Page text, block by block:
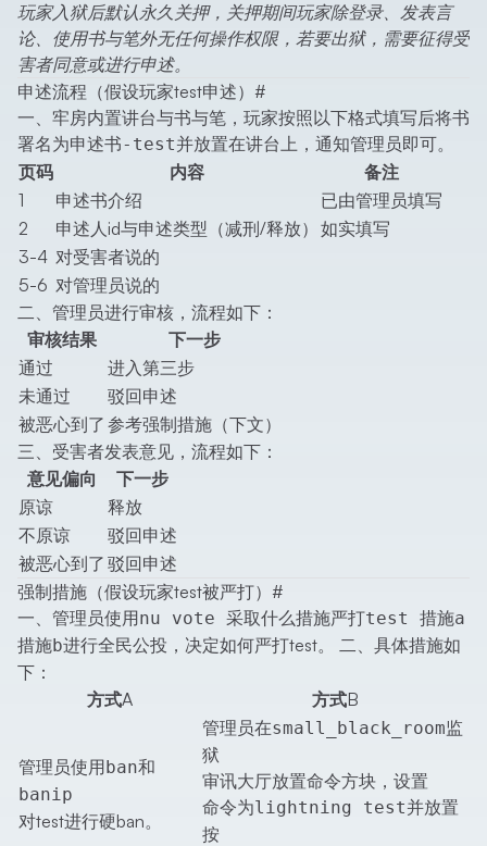
玩家入狱后默认永久关押，关押期间玩家除登录、发表言
论、使用书与笔外无任何操作权限，若要出狱，需要征得受
害者同意或进行申述。
申述流程（假设玩家test申述） #
一、牢房内置讲台与书与笔，玩家按照以下格式填写后将书
署名为申述书-test并放置在讲台上，通知管理员即可。
页码
内容
备注
1
申述书介绍
已由管理员填写
2
申述人id与申述类型（减刑/释放） 如实填写
3-4 对受害者说的
5-6 对管理员说的
二、管理员进行审核，流程如下：
审核结果
下一步
通过
进入第三步
未通过
驳回申述
被恶心到了 参考强制措施（下文）
三、受害者发表意见，流程如下：
意见偏向
下一步
原谅
释放
不原谅
驳回申述
被恶心到了 驳回申述
强制措施（假设玩家test被严打） #
一、管理员使用nu vote 采取什么措施严打test 措施a
措施b进行全民公投，决定如何严打test。 二、具体措施如
下：
方式A
方式B
管理员使用ban和
banip
对test进行硬ban。
管理员在small_black_room监
狱
审讯大厅放置命令方块，设置
命令为lightning test并放置
按